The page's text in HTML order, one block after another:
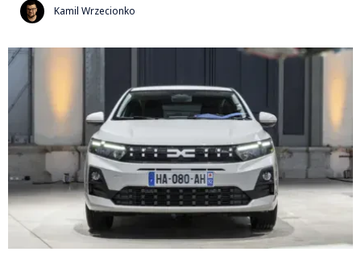
Kamil Wrzecionko